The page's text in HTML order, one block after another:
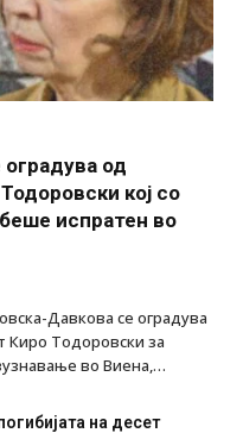
од
кој со
испратен во
Давкова се оградува
Киро Тодоровски за
во Виена,…
на десет